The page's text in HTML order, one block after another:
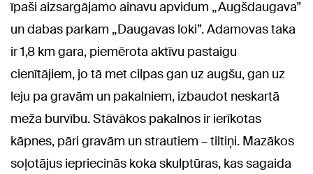
īpaši aizsargājamo ainavu apvidum „Augšdaugava”
un dabas parkam „Daugavas loki”. Adamovas taka
ir 1,8 km gara, piemērota aktīvu pastaigu
cienītājiem, jo tā met cilpas gan uz augšu, gan uz
leju pa gravām un pakalniem, izbaudot neskartā
meža burvību. Stāvākos pakalnos ir ierīkotas
kāpnes, pāri gravām un strautiem – tiltiņi. Mazākos
soļotājus iepriecinās koka skulptūras, kas sagaida